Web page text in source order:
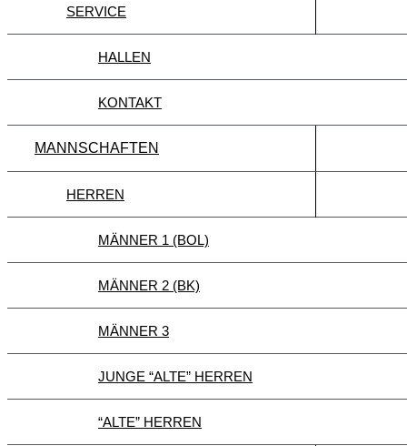
SERVICE
HALLEN
KONTAKT
MANNSCHAFTEN
HERREN
MÄNNER 1 (BOL)
MÄNNER 2 (BK)
MÄNNER 3
JUNGE “ALTE” HERREN
“ALTE” HERREN